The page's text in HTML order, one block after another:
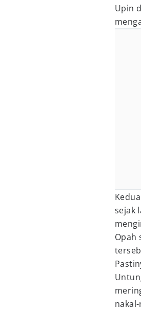
Upin
sejak
Opah